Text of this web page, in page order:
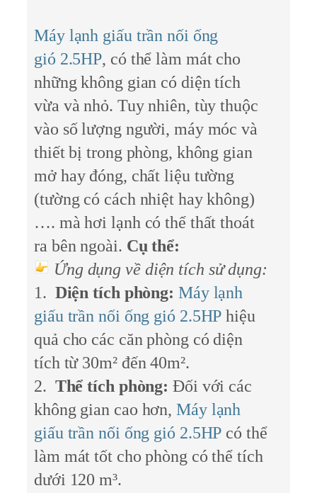
Máy lạnh giấu trần nối ống
gió 2.5HP, có thể làm mát cho
những không gian có diện tích
vừa và nhỏ. Tuy nhiên, tùy thuộc
vào số lượng người, máy móc và
thiết bị trong phòng, không gian
mở hay đóng, chất liệu tường
(tường có cách nhiệt hay không)
…. mà hơi lạnh có thể thất thoát
ra bên ngoài. Cụ thể:
Ứng dụng về diện tích sử dụng:
1. Diện tích phòng: Máy lạnh
giấu trần nối ống gió 2.5HP hiệu
quả cho các căn phòng có diện
tích từ 30m² đến 40m².
2. Thể tích phòng: Đối với các
không gian cao hơn, Máy lạnh
giấu trần nối ống gió 2.5HP có thể
làm mát tốt cho phòng có thể tích
dưới 120 m³.